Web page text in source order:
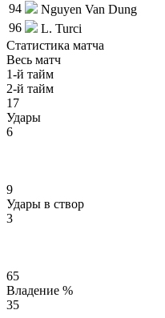
94
Nguyen Van Dung
96
L. Turci
Статистика матча
Весь матч
1-й тайм
2-й тайм
17
Удары
6
9
Удары в створ
3
65
Владение %
35